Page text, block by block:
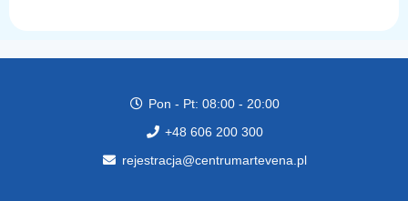
Pon - Pt: 08:00 - 20:00
+48 606 200 300
rejestracja@centrumartevena.pl